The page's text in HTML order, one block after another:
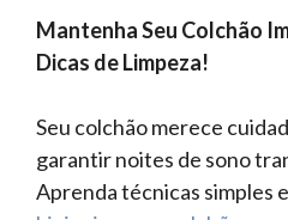
Mantenha Seu Colchão
Dicas de Limpeza!
Seu colchão merece
garantir noites de sono
Aprenda técnicas simples